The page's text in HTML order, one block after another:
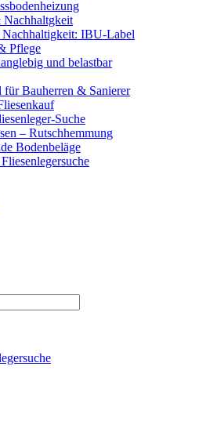
IBU-Label
Pflege
und belastbar
für Bauherren & Sanierer
Suche
– Rutschhemmung
Bodenbeläge